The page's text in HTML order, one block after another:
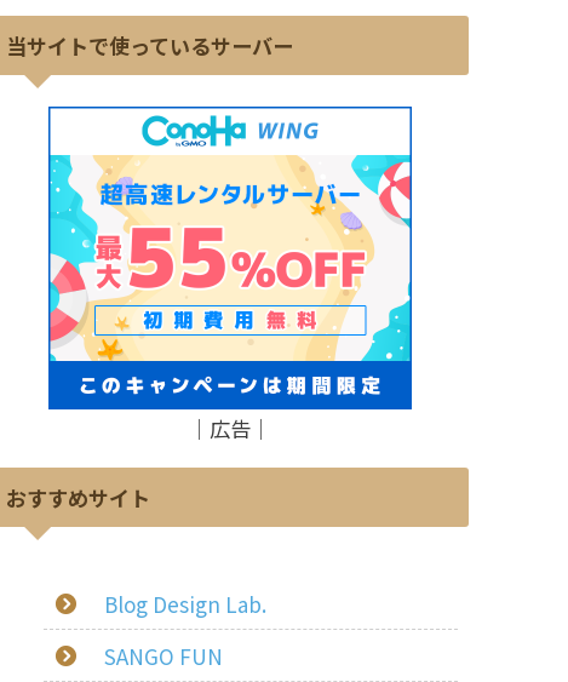
当サイトで使っているサーバー
｜広告｜
おすすめサイト
Blog Design Lab.
SANGO FUN